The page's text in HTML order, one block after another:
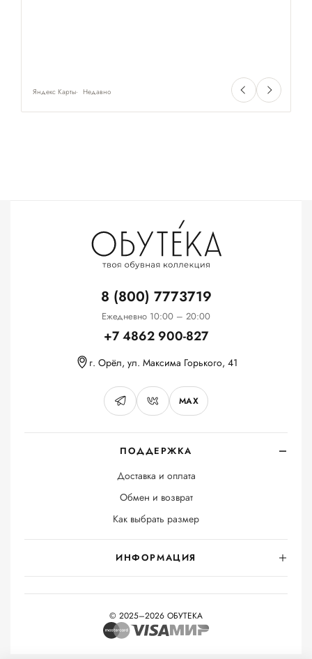
Яндекс Карты Недавно
ПОДДЕРЖКА
Доставка и оплата
Обмен и возврат
Как выбрать размер
ИНФОРМАЦИЯ
8 (800) 7773719
Ежедневно 10:00 – 20:00
+7 4862 900-827
г. Орёл, ул. Максима Горького, 41
MAX
© 2025–2026 ОБУТЕКА